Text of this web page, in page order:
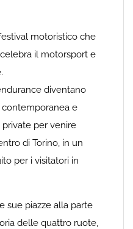
motoristico che
celebra il motorsport e
diventano
contemporanea e
per venire
di Torino, in un
per i visitatori in
sue piazze alla parte
delle quattro ruote,